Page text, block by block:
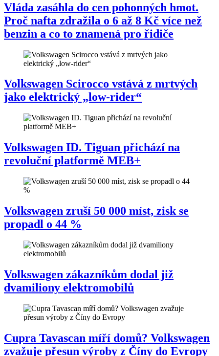
Vláda zasáhla do cen pohonných hmot.
Proč nafta zdražila o 6 až 8 Kč více než
benzin a co to znamená pro řidiče
Volkswagen Scirocco vstává z mrtvých
jako elektrický „low-rider“
Volkswagen ID. Tiguan přichází na
revoluční platformě MEB+
Volkswagen zruší 50 000 míst, zisk se
propadl o 44 %
Volkswagen zákazníkům dodal již
dvamiliony elektromobilů
Cupra Tavascan míří domů? Volkswagen
zvažuje přesun výroby z Číny do Evropy